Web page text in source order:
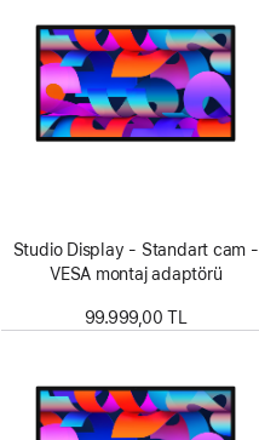
Studio Display - Standart cam -
VESA montaj adaptörü
99.999,00 TL